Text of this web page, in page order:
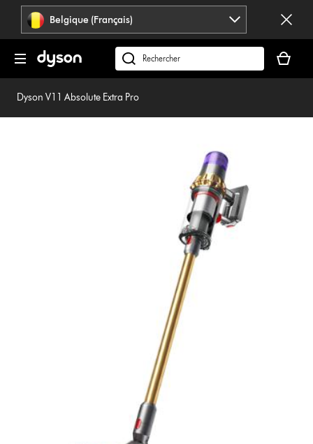
Sauter
pages
Belgique (Français)
Rechercher
des
produits
panier
est
Dyson V11 Absolute Extra Pro